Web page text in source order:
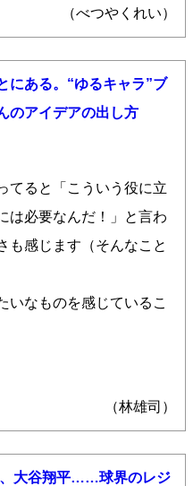
（べつやくれい）
にある。“ゆるキャラ”ブ
のアイデアの出し方
てると「こういう役に立
は必要なんだ！」と言わ
も感じます（そんなこと
いなものを感じているこ
（林雄司）
、大谷翔平……球界のレジ